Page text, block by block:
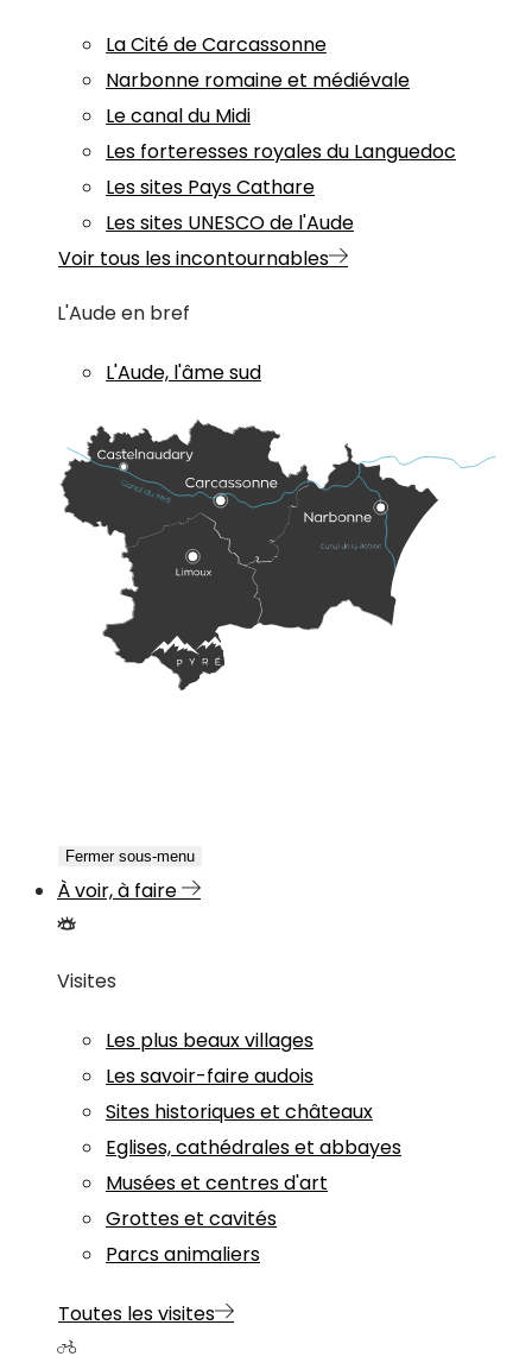
La Cité de Carcassonne
Narbonne romaine et médiévale
Le canal du Midi
Les forteresses royales du Languedoc
Les sites Pays Cathare
Les sites UNESCO de l'Aude
Voir tous les incontournables
L'Aude en bref
L'Aude, l'âme sud
Fermer sous-menu
À voir, à faire
Visites
Les plus beaux villages
Les savoir-faire audois
Sites historiques et châteaux
Eglises, cathédrales et abbayes
Musées et centres d'art
Grottes et cavités
Parcs animaliers
Toutes les visites